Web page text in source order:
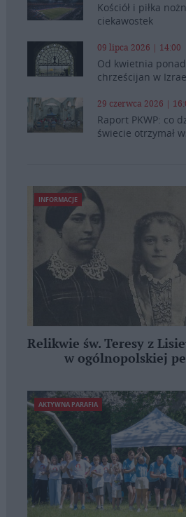
Kościół i piłka
ciekawostek
09 lipca 2026 | 14:00
Od kwietnia
chrześcijan w
29 czerwca 2026 |
Raport PKWP: co
świecie otrzymał
INFORMACJE
Relikwie św. Teresy z
w ogólnopolskiej
AKTYWNA PARAFIA